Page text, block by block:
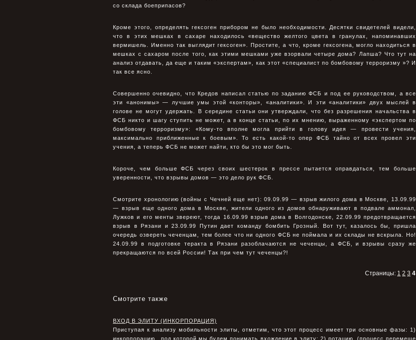
со склада боеприпасов?
Кроме этого, определять гексоген прибором не было необходимости. Десятки свидетелей видели,
что в этих мешках в сахаре находилось «вещество желтого цвета в гранулах, напоминавших
вермишель. Именно так выглядит гексоген». Простите, а что, кроме гексогена, могло находиться в
мешках с сахаром после того, как этими мешками уже взорвали четыре дома? Лапша? Что тут на
анализ отдавать, да еще и таким «экспертам», как этот «специалист по бомбовому терроризму »? И
так все ясно.
Совершенно очевидно, что Кредов написал статью по заданию ФСБ и под ее руководством, а все
эти «анонимы» — лучшие умы этой «конторы», «аналитики». И эти «аналитики» двух мыслей в
голове не могут удержать. В середине статьи они утверждали, что без разрешения начальства в
ФСБ никто и шагу ступить не может, а в конце статьи, по их мнению, выраженному «экспертом по
бомбовому терроризму»: «Кому-то вполне могла прийти в голову идея — провести учения,
максимально приближенные к боевым». То есть какой-то опер ФСБ тайно от всех провел эти
учения, а теперь ФСБ не может найти, кто бы это мог быть.
Короче, чем больше ФСБ через своих шестерок в прессе пытается оправдаться, тем больше
уверенности, что взрывы домов — это дело рук ФСБ.
Смотрите хронологию (войны с Чечней еще нет): 09.09.99 — взрыв жилого дома в Москве, 13.09.99
— взрыв еще одного дома в Москве, жители одного из домов обнаруживают в подвале аммонал,
Лужков и его менты звереют, тогда 16.09.99 взрыв дома в Волгодонске, 22.09.99 предотвращается
взрыв в Рязани и 23.09.99 Путин дает команду бомбить Грозный. Вот тут, казалось бы, пришла
очередь озвереть чеченцам, тем более что ни одного ФСБ не поймала и их склады не вскрыла. Но!
24.09.99 в подготовке теракта в Рязани разоблачаются не чеченцы, а ФСБ, и взрывы сразу же
прекращаются по всей России! Так при чем тут чеченцы?!
Страницы: 1 2 3 4
Смотрите также
ВХОД В ЭЛИТУ (ИНКОРПОРАЦИЯ)
Приступая к анализу мобильности элиты, отметим, что этот процесс имеет три основные фазы: 1)
инкорпорацию, под которой мы будем понимать вхождение в элиту; 2) ротацию (процесс перемеще